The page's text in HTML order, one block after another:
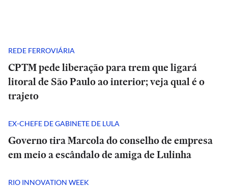
REDE FERROVIÁRIA
CPTM pede liberação para trem que ligará
litoral de São Paulo ao interior; veja qual é o
trajeto
EX-CHEFE DE GABINETE DE LULA
Governo tira Marcola do conselho de empresa
em meio a escândalo de amiga de Lulinha
RIO INNOVATION WEEK